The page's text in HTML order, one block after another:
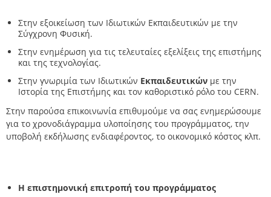
Στην εξοικείωση των Ιδιωτικών Εκπαιδευτικών με την
Σύγχρονη Φυσική.
Στην ενημέρωση για τις τελευταίες εξελίξεις της επιστήμης
και της τεχνολογίας.
Στην γνωριμία των Ιδιωτικών Εκπαιδευτικών με την
Ιστορία της Επιστήμης και τον καθοριστικό ρόλο του CERN.
Στην παρούσα επικοινωνία επιθυμούμε να σας ενημερώσουμε
για το χρονοδιάγραμμα υλοποίησης του προγράμματος, την
υποβολή εκδήλωσης ενδιαφέροντος, το οικονομικό κόστος κλπ.
Η επιστημονική επιτροπή του προγράμματος